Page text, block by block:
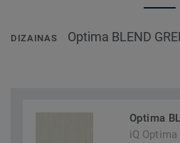
DIZAINAS Optima BLEND
Optima
iQ